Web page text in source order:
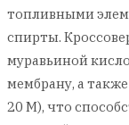
топливными
спирты.
муравьиной
мембрану, а
20 М), что